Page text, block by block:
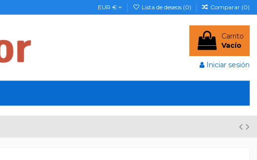
EUR € Lista de deseos (0) Comparar (0)
Carrito
Vacío
Iniciar sesión